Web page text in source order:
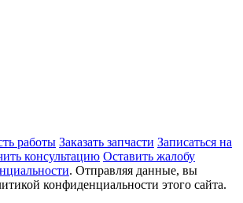
работы Заказать запчасти Записаться на
консультацию Оставить жалобу
. Отправляя данные, вы
конфиденциальности этого сайта.